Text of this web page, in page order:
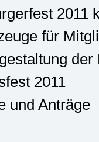
2011
für
der
2011
und Anträge